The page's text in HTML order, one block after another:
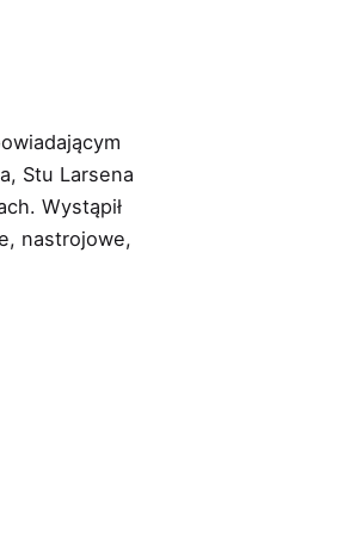
Stu Larsena
Wystąpił
nastrojowe,